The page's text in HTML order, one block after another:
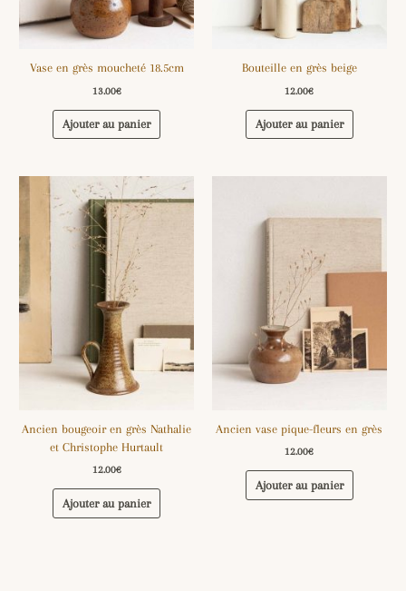
Vase en grès moucheté 18.5cm
13.00€
Ajouter au panier
Bouteille en grès beige
12.00€
Ajouter au panier
Ancien bougeoir en grès Nathalie
et Christophe Hurtault
12.00€
Ajouter au panier
Ancien vase pique-fleurs en grès
12.00€
Ajouter au panier